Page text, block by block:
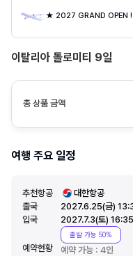
여행 주요 일정
추천항공
대한항공
출국
2027.6.25(금)
입국
2027.7.3(토)
예약현황 예약 가능 : 4인
출발 가능 50%
이탈리아 돌로미티 9일
총 상품 금액
★ 2027 GRAND OPEN !